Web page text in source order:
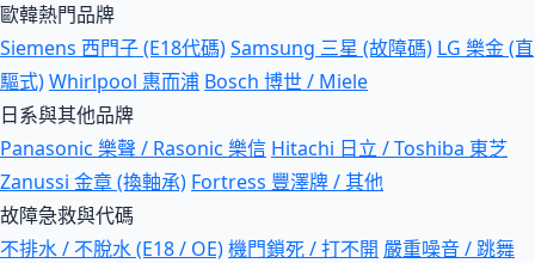
歐韓熱門品牌
Siemens 西門子 (E18代碼)Samsung 三星 (故障碼) LG 樂金 (直
驅式)Whirlpool 惠而浦 Bosch 博世 / Miele
日系與其他品牌
Panasonic 樂聲 / Rasonic 樂信 Hitachi 日立 / Toshiba 東芝
Zanussi 金章 (換軸承) Fortress 豐澤牌 / 其他
故障急救與代碼
不排水 / 不脫水 (E18 / OE)機門鎖死 / 打不開 嚴重噪音 / 跳舞